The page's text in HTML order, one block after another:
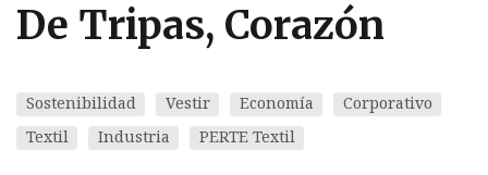
De Tripas, Corazón
Sostenibilidad Vestir Economía
Corporativo
Textil
Industria PERTE Textil